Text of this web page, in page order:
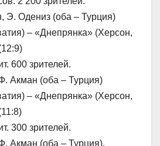
Э. Одениз (оба – Турция)
– «Днепрянка» (Херсон,
600 зрителей.
Акман (оба – Турция)
– «Днепрянка» (Херсон,
300 зрителей.
Акман (оба – Турция).